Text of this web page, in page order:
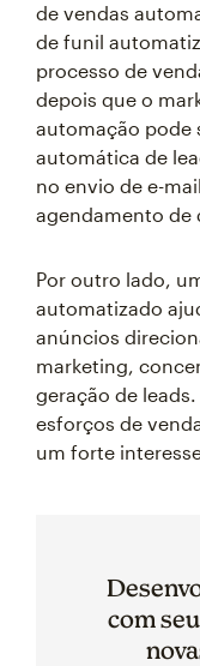
de vendas
de funil
processo de
depois que o
automação pode
automática de
no envio de e-
agendamento de
Por outro lado,
automatizado
anúncios
marketing,
geração de
esforços de
um forte
com